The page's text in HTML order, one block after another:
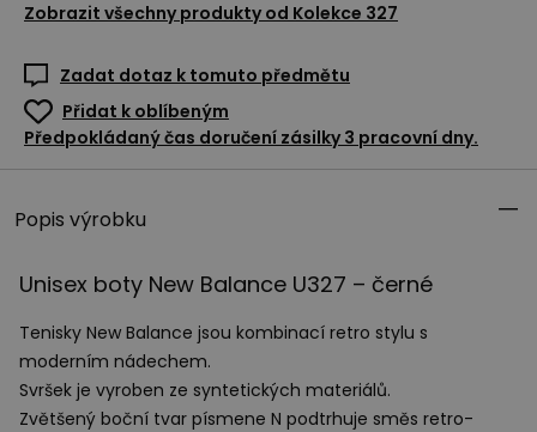
Zobrazit všechny produkty od Kolekce 327
Zadat dotaz k tomuto předmětu
Přidat k oblíbeným
Předpokládaný čas doručení zásilky 3 pracovní dny.
Popis výrobku
Unisex boty New Balance U327 – černé
Tenisky New Balance jsou kombinací retro stylu s
moderním nádechem.
Svršek je vyroben ze syntetických materiálů.
Zvětšený boční tvar písmene N podtrhuje směs retro-